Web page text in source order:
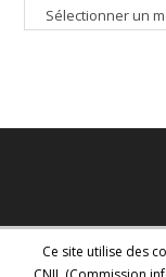
Recherche
Ce site utilise des